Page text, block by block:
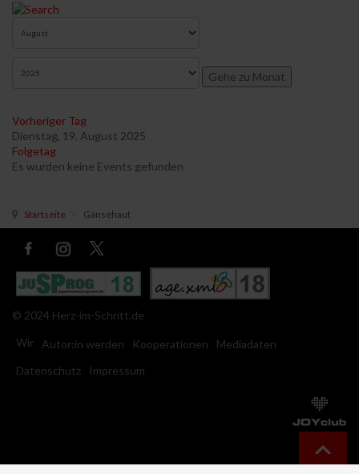
Gehe zu Monat
Vorheriger Tag
Dienstag, 19. August 2025
Folgetag
Es wurden keine Events gefunden
Startseite Gänsehaut
© 2024 Herz-im-Schritt.de
Wir Autor:in werden Kooperationen
Mediadaten
Datenschutz
Impressum